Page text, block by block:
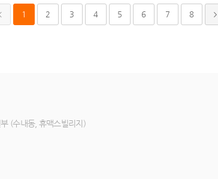
1 2 3 4 5 6 7 8
(수내동, 휴맥스빌리지)